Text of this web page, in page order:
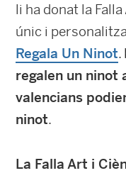
li ha donat la
únic i
Regala Un Ninot.
regalen un ninot
valencians
ninot.
La Falla Art i